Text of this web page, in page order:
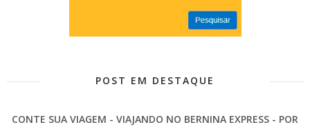
POST EM DESTAQUE
CONTE SUA VIAGEM - VIAJANDO NO BERNINA EXPRESS - POR